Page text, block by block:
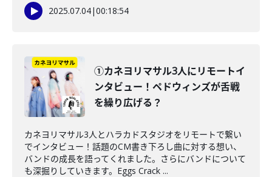
2025.07.04|00:18:54
①カネヨリマサル3人にリモートイ
ンタビュー！ペドウィンズが舌戦
を繰り広げる？
カネヨリマサル3人とハラカドスタジオをリモートで繋い
でインタビュー！話題のCM書き下ろし曲に対する想い、
バンドの成長を語ってくれました。さらにバンドについて
も深掘りしていきます。Eggs Crack ...